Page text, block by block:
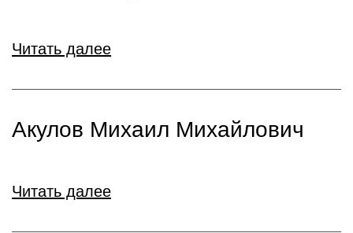
Читать далее
Акулов Михаил Михайлович
Читать далее